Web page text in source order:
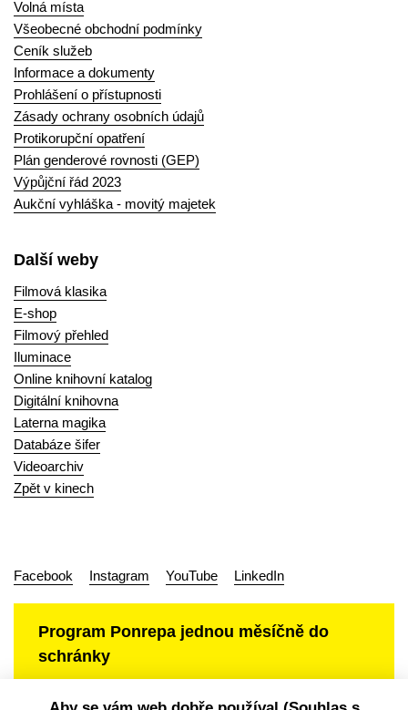
Volná místa
Všeobecné obchodní podmínky
Ceník služeb
Informace a dokumenty
Prohlášení o přístupnosti
Zásady ochrany osobních údajů
Protikorupční opatření
Plán genderové rovnosti (GEP)
Výpůjční řád 2023
Aukční vyhláška - movitý majetek
Další weby
Filmová klasika
E-shop
Filmový přehled
Iluminace
Online knihovní katalog
Digitální knihovna
Laterna magika
Databáze šifer
Videoarchiv
Zpět v kinech
Facebook Instagram YouTube LinkedIn
Program Ponrepa jednou měsíčně do
schránky